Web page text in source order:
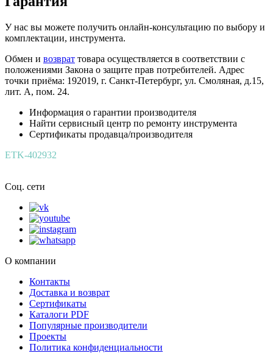
У нас вы можете получить онлайн-консультацию по выбору и
комплектации, инструмента.
Обмен и возврат товара осуществляется в соответствии с
положениями Закона о защите прав потребителей. Адрес
точки приёма: 192019, г. Санкт-Петербург, ул. Смоляная, д.15,
лит. А, пом. 24.
Информация о гарантии производителя
Найти сервисный центр по ремонту инструмента
Сертификаты продавца/производителя
ETK-402932
Соц. сети
О компании
Контакты
Доставка и возврат
Сертификаты
Каталоги PDF
Популярные производители
Проекты
Политика конфиденциальности